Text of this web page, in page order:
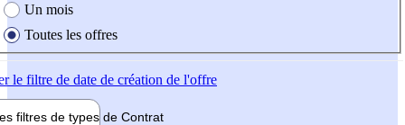
Un mois
Toutes les offres
le filtre de date de création de l'offre
filtres de types de Contrat